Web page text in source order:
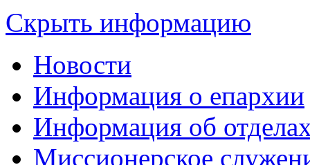
Скрыть информацию
Новости
Информация о епархии
Информация об
Миссионерское